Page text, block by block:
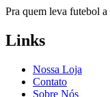
Pra quem leva futebol
Links
Nossa Loja
Contato
Sobre Nós